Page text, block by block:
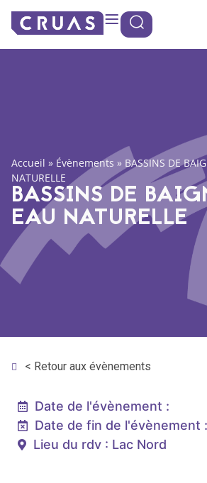
Panneau de gestion des cookies
Accueil » Évènements » BASSINS DE
NATURELLE
BASSINS DE
EAU NATURELLE
< Retour aux évènements
Date de l'évènement :
Date de fin de l'évènement :
Lieu du rdv : Lac Nord